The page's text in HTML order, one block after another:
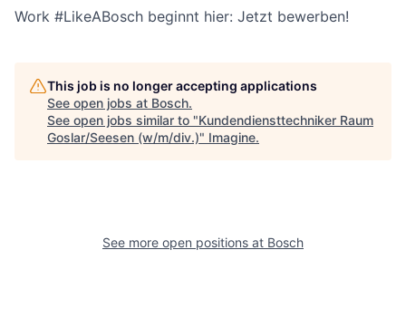
Work #LikeABosch beginnt hier: Jetzt bewerben!
This job is no longer accepting applications
See open jobs at Bosch.
See open jobs similar to "Kundendiensttechniker Raum
Goslar/Seesen (w/m/div.)" Imagine.
See more open positions at Bosch